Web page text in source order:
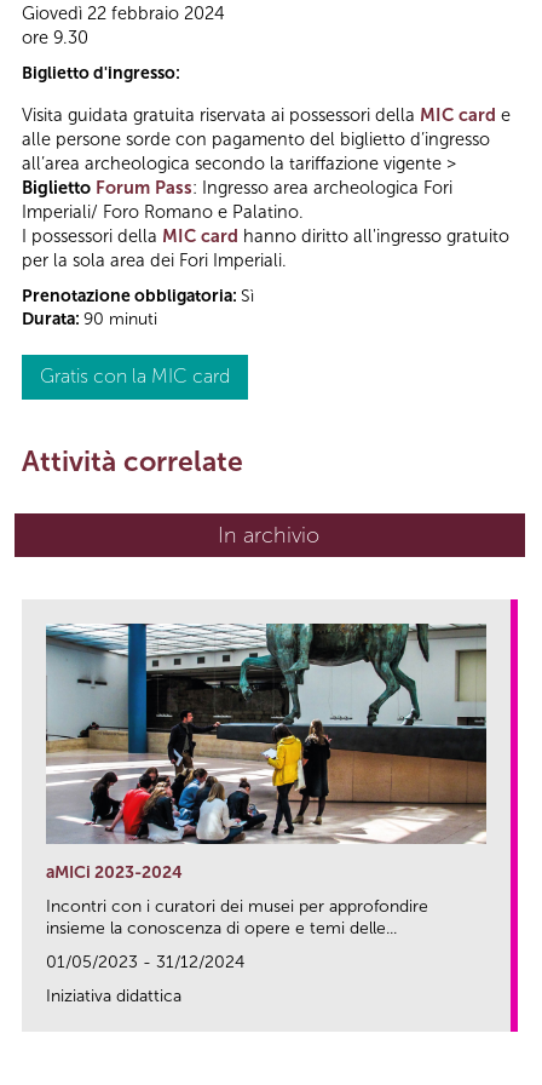
Giovedì 22 febbraio 2024
ore 9.30
Biglietto d'ingresso:
Visita guidata gratuita riservata ai possessori della MIC card e
alle persone sorde con pagamento del biglietto d’ingresso
all’area archeologica secondo la tariffazione vigente >
Biglietto Forum Pass: Ingresso area archeologica Fori
Imperiali/ Foro Romano e Palatino.
I possessori della MIC card hanno diritto all'ingresso gratuito
per la sola area dei Fori Imperiali.
Prenotazione obbligatoria: Sì
Durata: 90 minuti
Gratis con la MIC card
Attività correlate
In archivio
aMICi 2023-2024
Incontri con i curatori dei musei per approfondire
insieme la conoscenza di opere e temi delle...
01/05/2023 - 31/12/2024
Iniziativa didattica